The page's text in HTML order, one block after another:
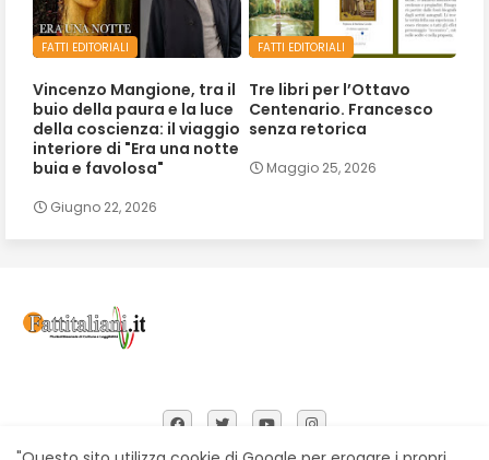
FATTI EDITORIALI
Vincenzo Mangione, tra il
buio della paura e la luce
della coscienza: il viaggio
interiore di "Era una notte
buia e favolosa"
Giugno 22, 2026
FATTI EDITORIALI
Tre libri per l’Ottavo
Centenario. Francesco
senza retorica
Maggio 25, 2026